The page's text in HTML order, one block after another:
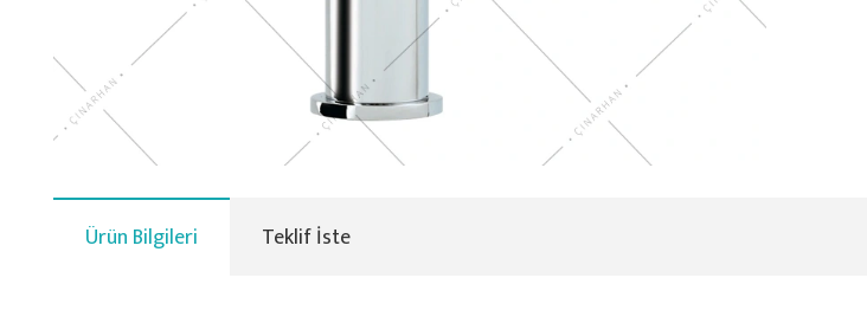
Ürün Bilgileri Teklif İste